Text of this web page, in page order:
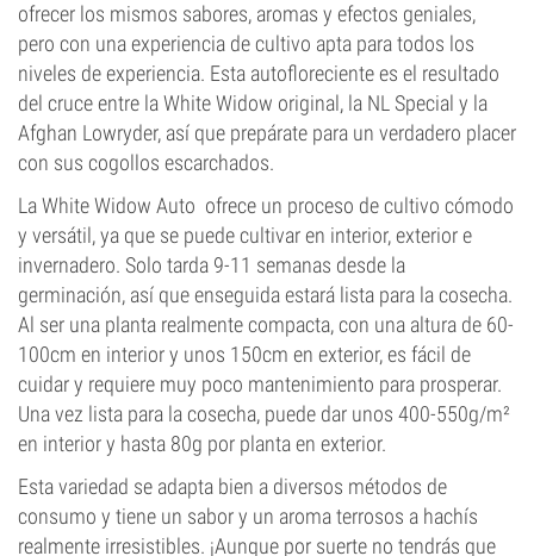
ofrecer los mismos sabores, aromas y efectos geniales,
pero con una experiencia de cultivo apta para todos los
niveles de experiencia. Esta autofloreciente es el resultado
del cruce entre la White Widow original, la NL Special y la
Afghan Lowryder, así que prepárate para un verdadero placer
con sus cogollos escarchados.
La White Widow Auto ofrece un proceso de cultivo cómodo
y versátil, ya que se puede cultivar en interior, exterior e
invernadero. Solo tarda 9-11 semanas desde la
germinación, así que enseguida estará lista para la cosecha.
Al ser una planta realmente compacta, con una altura de 60-
100cm en interior y unos 150cm en exterior, es fácil de
cuidar y requiere muy poco mantenimiento para prosperar.
Una vez lista para la cosecha, puede dar unos 400-550g/m²
en interior y hasta 80g por planta en exterior.
Esta variedad se adapta bien a diversos métodos de
consumo y tiene un sabor y un aroma terrosos a hachís
realmente irresistibles. ¡Aunque por suerte no tendrás que